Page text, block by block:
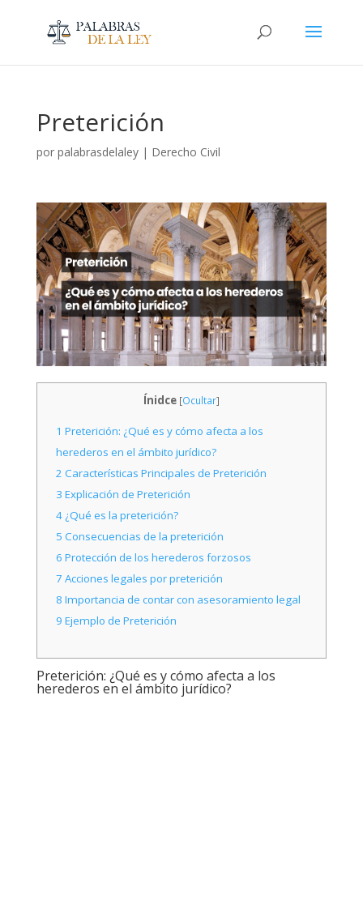
Preterición
por palabrasdelaley| Derecho Civil
Ínidce [Ocultar]
1 Preterición: ¿Qué es y cómo afecta a los
herederos en el ámbito jurídico?
2 Características Principales de Preterición
3 Explicación de Preterición
4 ¿Qué es la preterición?
5 Consecuencias de la preterición
6 Protección de los herederos forzosos
7 Acciones legales por preterición
8 Importancia de contar con asesoramiento legal
9 Ejemplo de Preterición
Preterición: ¿Qué es y cómo afecta a los
herederos en el ámbito jurídico?